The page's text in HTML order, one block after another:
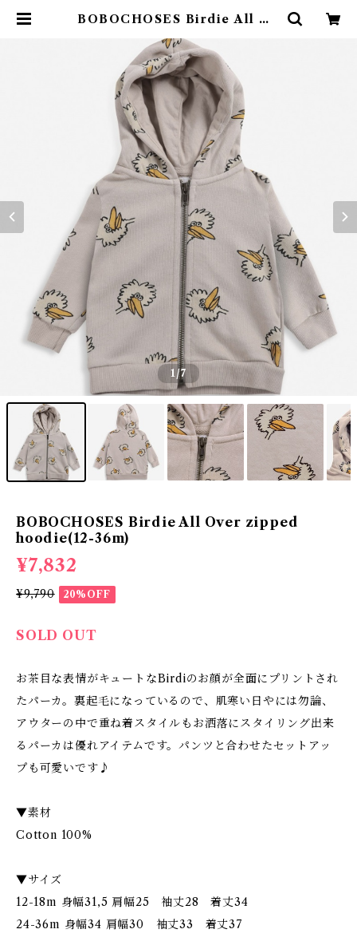
BOBOCHOSES Birdie All Ov
claps
1/7
BOBOCHOSES Birdie All Over zipped
hoodie(12-36m)
¥7,832
¥9,790 20%OFF
SOLD OUT
お茶目な表情がキュートなBirdiのお顔が全面にプリントされ
たパーカ。裏起毛になっているので、肌寒い日やには勿論、
アウターの中で重ね着スタイルもお洒落にスタイリング出来
るパーカは優れアイテムです。パンツと合わせたセットアッ
プも可愛いです♪
▼素材
Cotton 100%
▼サイズ
12-18m 身幅31,5 肩幅25 袖丈28 着丈34
24-36m 身幅34 肩幅30 袖丈33 着丈37